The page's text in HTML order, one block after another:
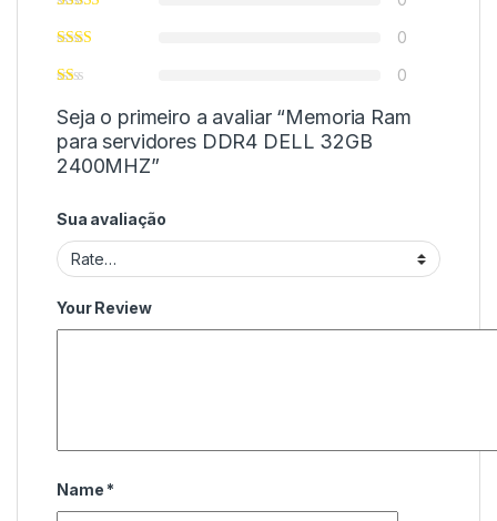
0
0
Seja o primeiro a avaliar “Memoria Ram
para servidores DDR4 DELL 32GB
2400MHZ”
Sua avaliação
Your Review
Name *